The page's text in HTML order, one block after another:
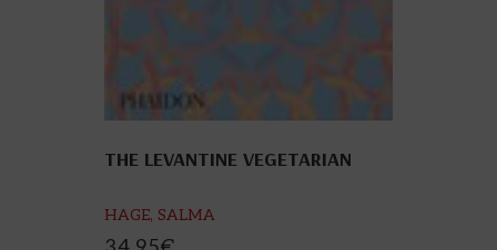
THE LEVANTINE VEGETARIAN
HAGE, SALMA